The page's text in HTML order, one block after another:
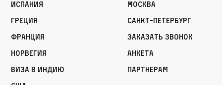
Испания
Греция
Франция
Норвегия
Виза в Индию
Москва
Санкт-Петербург
Заказать звонок
Анкета
Партнерам